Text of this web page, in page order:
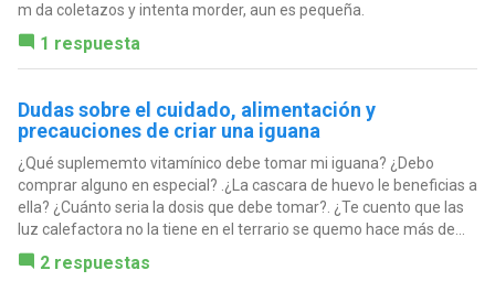
m da coletazos y intenta morder, aun es pequeña.
1 respuesta
Dudas sobre el cuidado, alimentación y
precauciones de criar una iguana
¿Qué suplememto vitamínico debe tomar mi iguana? ¿Debo
comprar alguno en especial? .¿La cascara de huevo le beneficias a
ella? ¿Cuánto seria la dosis que debe tomar?. ¿Te cuento que las
luz calefactora no la tiene en el terrario se quemo hace más de...
2 respuestas